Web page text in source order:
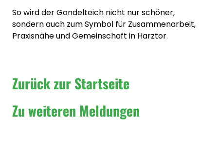
So wird der Gondelteich nicht nur schöner,
sondern auch zum Symbol für Zusammenarbeit,
Praxisnähe und Gemeinschaft in Harztor.
Zurück zur Startseite
Zu weiteren Meldungen